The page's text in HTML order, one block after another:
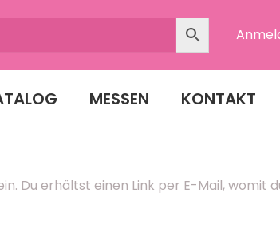
MESSEN KONTAKT
Du erhältst einen Link per E-Mail, womit